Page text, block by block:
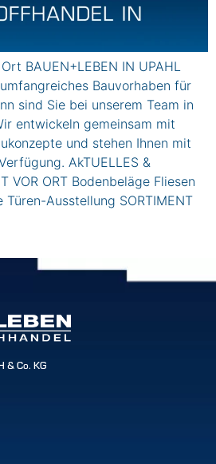
BAUEN+LEBEN IN UPAHL
Bauvorhaben für
sind Sie bei unserem Team in
entwickeln gemeinsam mit
und stehen Ihnen mit
AkTUELLES &
VOR ORT Bodenbeläge Fliesen
Türen-Ausstellung SORTIMENT
& Co. KG